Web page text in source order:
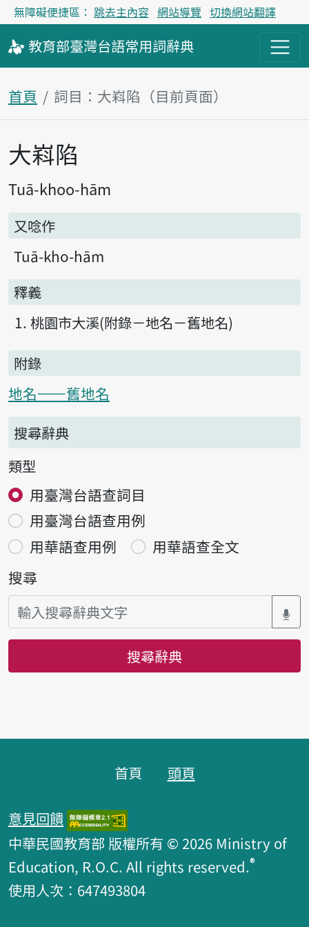
無障礙便捷區： 跳去主內容 網站導覽 切換網站翻譯
教育部臺灣台語常用詞辭典
首頁 詞目：大嵙陷（目前頁面）
主內容區塊
大嵙陷
Tuā-khoo-hām
又唸作
Tuā-kho-hām
釋義
桃園市大溪(附錄－地名－舊地名)
附錄
地名——舊地名
搜尋辭典
類型
用臺灣台語查詞目
用臺灣台語查用例
用華語查用例
用華語查全文
搜尋
搜尋辭典
首頁 頭頁
意見回饋
中華民國教育部 版權所有 © 2026 Ministry of
Education, R.O.C. All rights reserved.®
使用人次：647493804